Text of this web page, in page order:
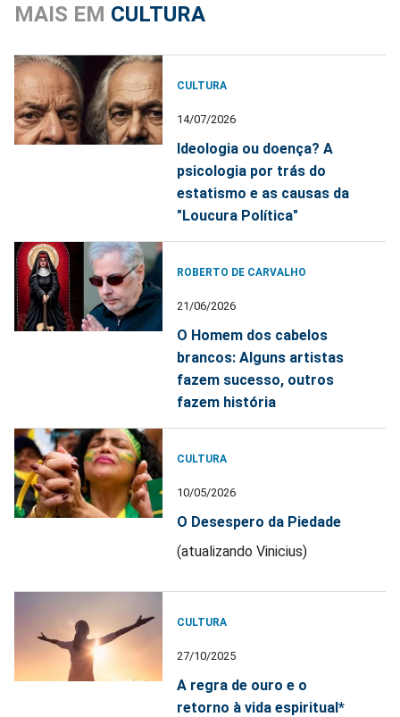
MAIS EM CULTURA
CULTURA
14/07/2026
Ideologia ou doença? A
psicologia por trás do
estatismo e as causas da
"Loucura Política"
ROBERTO DE CARVALHO
21/06/2026
O Homem dos cabelos
brancos: Alguns artistas
fazem sucesso, outros
fazem história
CULTURA
10/05/2026
O Desespero da Piedade
(atualizando Vinicius)
CULTURA
27/10/2025
A regra de ouro e o
retorno à vida espiritual*